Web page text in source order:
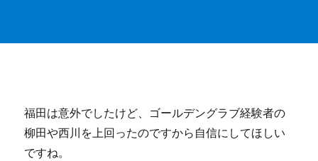
福田は意外でしたけど、ゴールデングラブ経験者の
柳田や西川を上回ったのですから自信にしてほしい
ですね。